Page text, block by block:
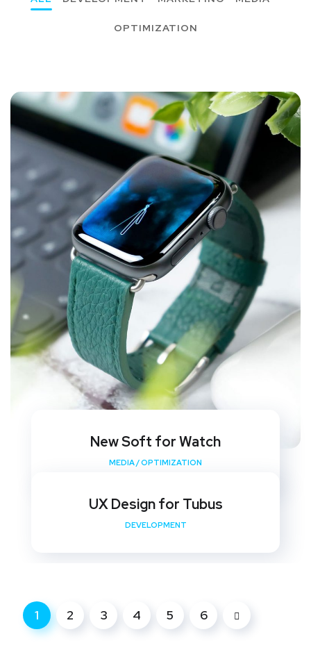
OPTIMIZATION
New Soft for Watch
MEDIA/OPTIMIZATION
UX Design for Tubus
DEVELOPMENT
1 2 3 4 5 6